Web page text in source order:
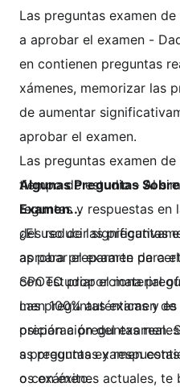
Las preguntas examen
a aprobar el examen -
en contienen preguntas
xámenes, memorizar las
de aumentar
aprobar el examen.
Las preguntas examen
tiempo de estudio - Al
reguntas y respuestas en
des reducir
as para prepararte para
con estudiar el material
Las preguntas examen
osición a preguntas
s preguntas examen
os exámenes actuales,
Algunas Preguntas
Examen...
¿El uso de las preguntas
aprobar el examen de
SPOTO proporciona
men 100% auténticas y
preparación del examen.
as preguntas y
o con éxito.